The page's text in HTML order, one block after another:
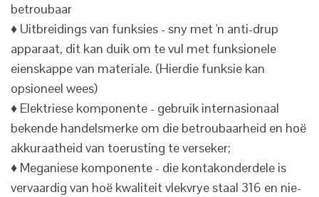
betroubaar
♦ Uitbreidings van funksies - sny met 'n anti-drup
apparaat, dit kan duik om te vul met funksionele
eienskappe van materiale. (Hierdie funksie kan
opsioneel wees)
♦ Elektriese komponente - gebruik internasionaal
bekende handelsmerke om die betroubaarheid en hoë
akkuraatheid van toerusting te verseker;
♦ Meganiese komponente - die kontakonderdele is
vervaardig van hoë kwaliteit vlekvrye staal 316 en nie-